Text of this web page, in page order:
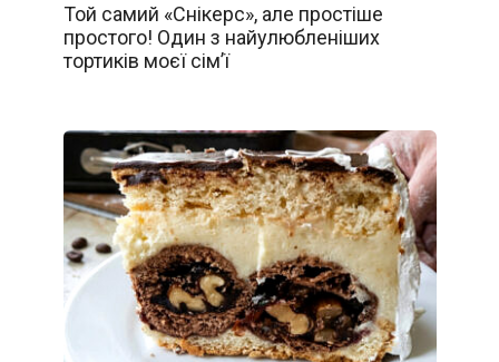
Той самий «Снікерс», але простіше
простого! Один з найулюбленіших
тортиків моєї сім’ї